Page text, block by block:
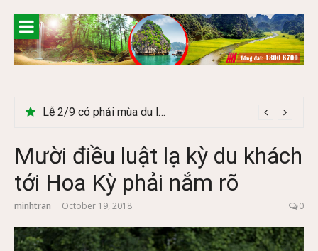
content
Lễ 2/9 có phải mùa du lịch Hà Giang đẹp không?
Cây Ráy khổng lồ tại vườn Quốc gia Cúc Phương
Mười điều luật lạ kỳ du khách
tới Hoa Kỳ phải nắm rõ
minhtran October 19, 2018 0